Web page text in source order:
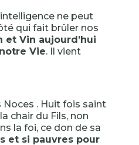
ne peut
qui fait brûler nos
et Vin aujourd’hui
Vie. Il vient
. Huit fois saint
chair du Fils, non
la foi, ce don de sa
et si pauvres pour